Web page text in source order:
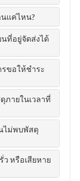
แค่ไหน?
ที่อยู่จัดส่งได้
ขอให้ชำระ
ภายในเวลาที่
ไม่พบพัสดุ
หรือเสียหาย